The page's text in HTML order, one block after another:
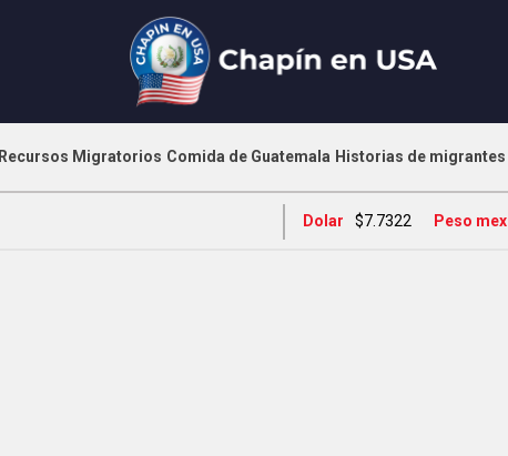
Recursos Migratorios Comida de Guatemala Historias de migrantes
Dolar $7.7322 Peso mex